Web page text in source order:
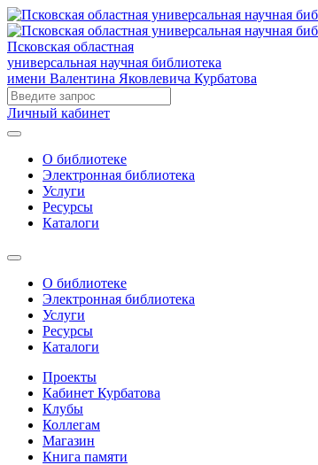
Псковская областная
универсальная научная библиотека
имени Валентина Яковлевича Курбатова
Личный кабинет
О библиотеке
Электронная библиотека
Услуги
Ресурсы
Каталоги
О библиотеке
Электронная библиотека
Услуги
Ресурсы
Каталоги
Проекты
Кабинет Курбатова
Клубы
Коллегам
Магазин
Книга памяти